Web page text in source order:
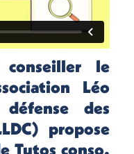
le
Léo
des
propose
Tutos conso.